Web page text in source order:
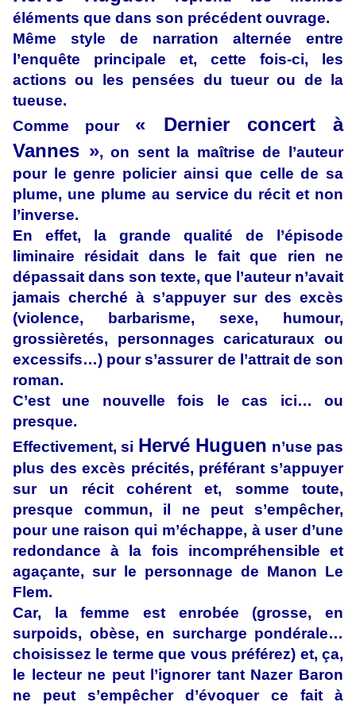
éléments que dans son précédent ouvrage.
Même style de narration alternée entre
l’enquête principale et, cette fois-ci, les
actions ou les pensées du tueur ou de la
tueuse.
Comme pour « Dernier concert à
Vannes », on sent la maîtrise de l’auteur
pour le genre policier ainsi que celle de sa
plume, une plume au service du récit et non
l’inverse.
En effet, la grande qualité de l’épisode
liminaire résidait dans le fait que rien ne
dépassait dans son texte, que l’auteur n’avait
jamais cherché à s’appuyer sur des excès
(violence, barbarisme, sexe, humour,
grossièretés, personnages caricaturaux ou
excessifs…) pour s’assurer de l’attrait de son
roman.
C’est une nouvelle fois le cas ici… ou
presque.
Effectivement, si Hervé Huguen n’use pas
plus des excès précités, préférant s’appuyer
sur un récit cohérent et, somme toute,
presque commun, il ne peut s’empêcher,
pour une raison qui m’échappe, à user d’une
redondance à la fois incompréhensible et
agaçante, sur le personnage de Manon Le
Flem.
Car, la femme est enrobée (grosse, en
surpoids, obèse, en surcharge pondérale…
choisissez le terme que vous préférez) et, ça,
le lecteur ne peut l’ignorer tant Nazer Baron
ne peut s’empêcher d’évoquer ce fait à